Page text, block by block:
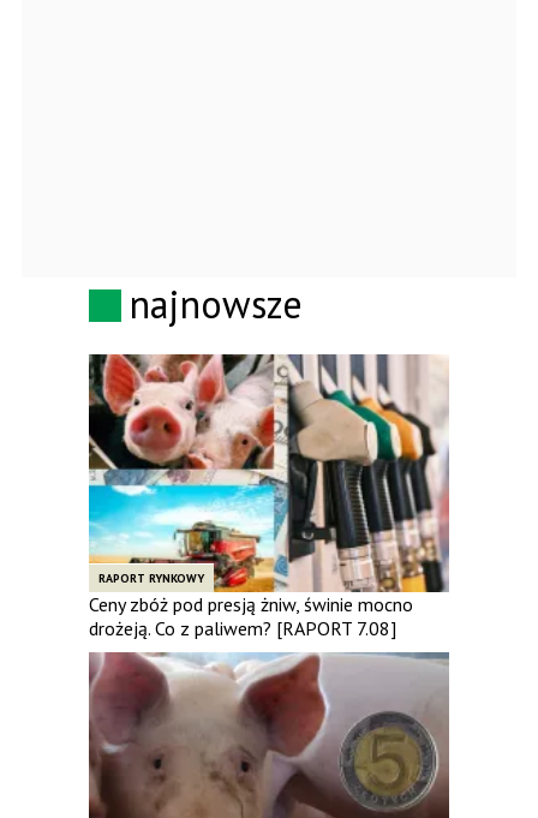
najnowsze
RAPORT RYNKOWY
Ceny zbóż pod presją żniw, świnie mocno
drożeją. Co z paliwem? [RAPORT 7.08]